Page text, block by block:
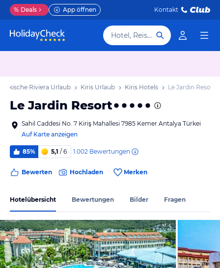
% Deals App öffnen Kontakt
Hotel, Reiseziel
Riviera Urlaub Kiris Urlaub Kiris Hotels Le Jardin Resort
Le Jardin Resort
Sahil Caddesi No. 7 Kiriş Mahallesi 7985 Kemer Antalya Türkei
Auf Karte anzeigen
85% 5,1 / 6 1.002 Bewertungen
Bewerten Hochladen Merken
Hotelübersicht Bewertungen Bilder Fragen